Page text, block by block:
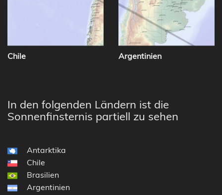
Chile Argentinien
In den folgenden Ländern ist die
Sonnenfinsternis partiell zu sehen
Antarktika
Chile
Brasilien
Argentinien